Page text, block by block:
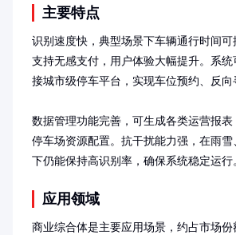
主要特点
识别速度快，典型场景下车辆通行时间可
支持无感支付，用户体验大幅提升。系
接城市级停车平台，实现车位预约、反向
数据管理功能完善，可生成各类运营报
停车场资源配置。抗干扰能力强，在雨
下仍能保持高识别率，确保系统稳定运行
应用领域
商业综合体是主要应用场景，约占市场份